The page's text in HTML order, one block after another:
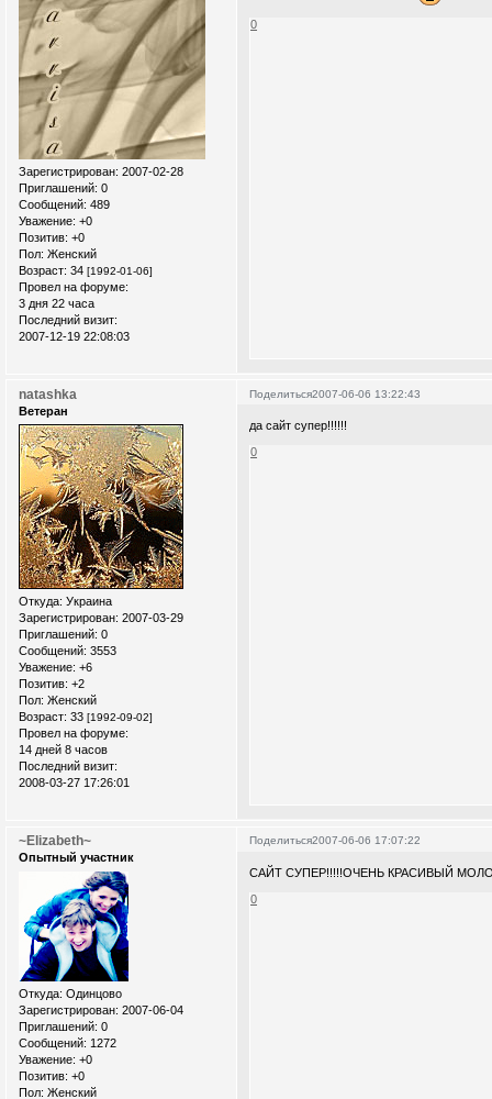
Зарегистрирован: 2007-02-28
Приглашений: 0
Сообщений: 489
Уважение: +0
Позитив: +0
Пол: Женский
Возраст: 34 [1992-01-06]
Провел на форуме:
3 дня 22 часа
Последний визит:
2007-12-19 22:08:03
0
Поделиться2007-06-06 13:22:43
natashka
Ветеран
Откуда: Украина
Зарегистрирован: 2007-03-29
Приглашений: 0
Сообщений: 3553
Уважение: +6
Позитив: +2
Пол: Женский
Возраст: 33 [1992-09-02]
Провел на форуме:
14 дней 8 часов
Последний визит:
2008-03-27 17:26:01
да сайт супер!!!!!!
0
Поделиться2007-06-06 17:07:22
~Elizabeth~
Опытный участник
Откуда: Одинцово
Зарегистрирован: 2007-06-04
Приглашений: 0
Сообщений: 1272
Уважение: +0
Позитив: +0
Пол: Женский
САЙТ СУПЕР!!!!!ОЧЕНЬ КРАСИВЫЙ
0